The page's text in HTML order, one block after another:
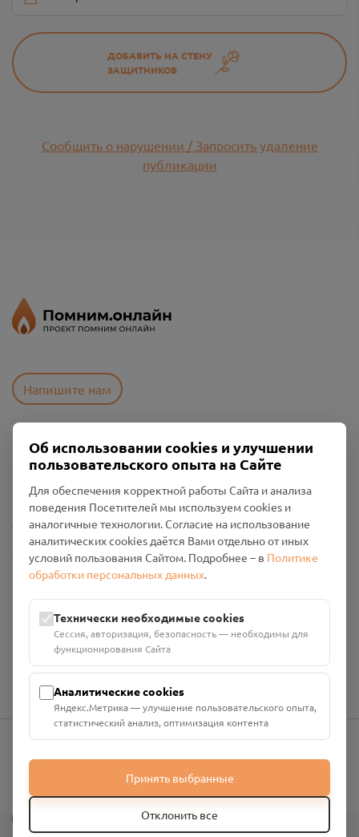
ДОБАВИТЬ НА СТЕНУ
ЗАЩИТНИКОВ
Сообщить о нарушении / Запросить удаление
публикации
Напишите нам
Пользовательское соглашение
Политика конфиденциальности
Промо-материалы
Настройки cookies
Общество с ограниченной ответственностью «Смоленский
Проект Помним»
Юридический адрес: 216790, Смоленская область, р-н
Руднянский, г. Рудня, улица Западная, д. 26А, пом. 18
Номер счёта: 40702810901130004287 в АО "АЛЬФА-БАНК"
Кор. счёт: 30101810200000000593
info@pomnim.online
Об использовании cookies и улучшении
пользовательского опыта на Сайте
Для обеспечения корректной работы Сайта и анализа
поведения Посетителей мы используем cookies и
аналогичные технологии. Согласие на использование
аналитических cookies даётся Вами отдельно от иных
условий пользования Сайтом. Подробнее – в Политике
обработки персональных данных.
Технически необходимые cookies
Сессия, авторизация, безопасность — необходимы для
функционирования Сайта
Аналитические cookies
Яндекс.Метрика — улучшение пользовательского опыта,
статистический анализ, оптимизация контента
Принять выбранные
Отклонить все